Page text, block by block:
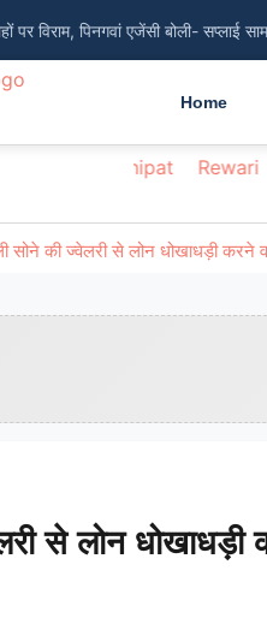
विराम, पिनगवां एजेंसी बोली- सप्लाई
Home
Panipat Rewari
सोने की ज्वेलरी से लोन धोखाधड़ी करने
से लोन धोखाधड़ी